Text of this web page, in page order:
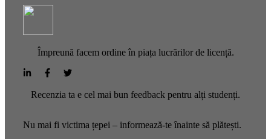
Împreună facem ordine în piața lucrărilor de licență.
Recenzia ta e cel mai bun feedback pentru alți studenți.
Nu mai fi victima țepei – informează-te înainte să plătești.